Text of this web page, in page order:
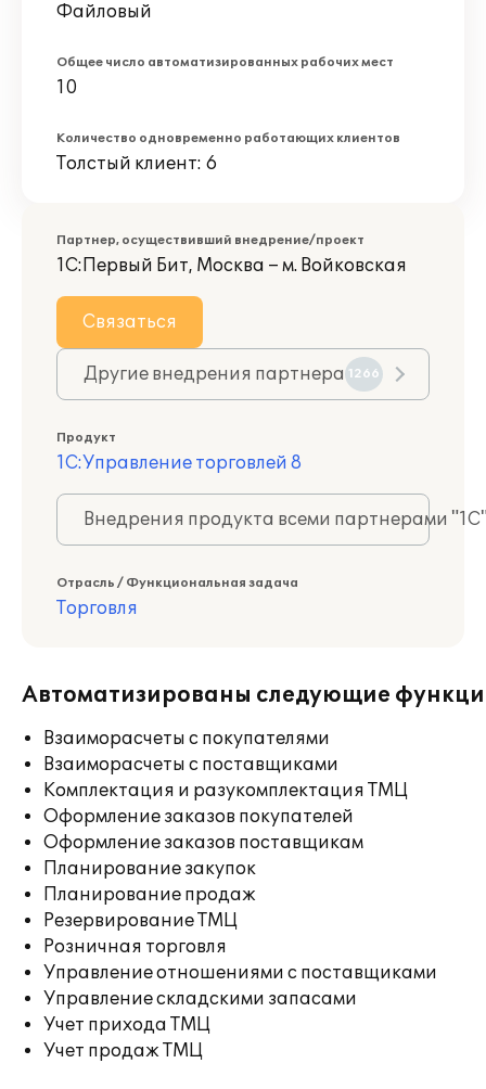
Файловый
Общее число автоматизированных рабочих мест
10
Количество одновременно работающих клиентов
Толстый клиент: 6
Партнер, осуществивший внедрение/проект
1С:Первый Бит, Москва – м. Войковская
Связаться
Другие внедрения партнера 1266
Продукт
1С:Управление торговлей 8
Внедрения продукта всеми партнерами
Отрасль / Функциональная задача
Торговля
Автоматизированы следующие
Взаиморасчеты с покупателями
Взаиморасчеты с поставщиками
Комплектация и разукомплектация ТМЦ
Оформление заказов покупателей
Оформление заказов поставщикам
Планирование закупок
Планирование продаж
Резервирование ТМЦ
Розничная торговля
Управление отношениями с поставщиками
Управление складскими запасами
Учет прихода ТМЦ
Учет продаж ТМЦ